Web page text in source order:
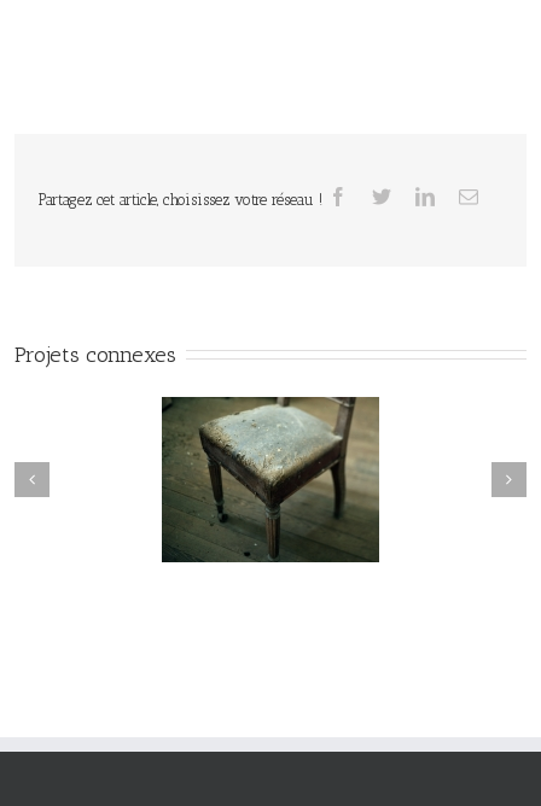
Partagez cet article, choisissez votre réseau !
Projets connexes
manderley#015